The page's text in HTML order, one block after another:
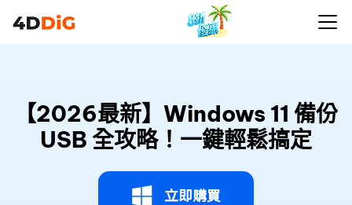
【2026最新】Windows 11 備份
USB 全攻略！一鍵輕鬆搞定
立即購買